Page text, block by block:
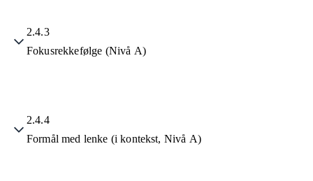
2.4.3
Fokusrekkefølge (Nivå A)
2.4.4
Formål med lenke (i kontekst, Nivå A)